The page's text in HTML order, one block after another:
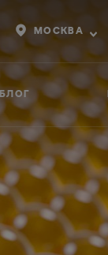
МОСКВА
БЛОГ